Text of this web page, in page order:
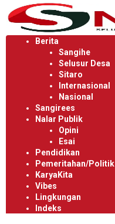
Langsung
ke
konten
Berita
Sangihe
Selusur Desa
Sitaro
Internasional
Nasional
Sangirees
Nalar Publik
Opini
Esai
Pendidikan
Pemeritahan/Politik
KaryaKita
Vibes
Lingkungan
Indeks